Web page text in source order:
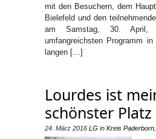
mit den Besuchern, dem
Bielefeld und den
am Samstag, 30.
umfangreichsten Programm
langen […]
Lourdes ist
schönster Platz
24. März 2016 LG in Kreis Paderborn